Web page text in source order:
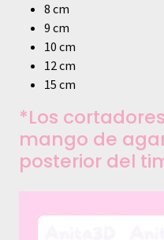
8 cm
9 cm
10 cm
12 cm
15 cm
*Los
mango de
posterior del